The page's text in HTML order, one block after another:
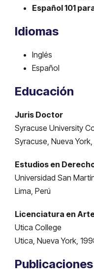
Español 101
Idiomas
Inglés
Español
Educación
Juris Doctor
Syracuse University
Syracuse, Nueva
Estudios en
Universidad San
Lima, Perú
Licenciatura en
Utica College
Utica, Nueva York,
Publicaciones